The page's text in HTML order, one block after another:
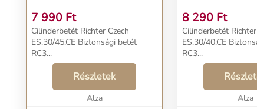
7 990 Ft
Cilinderbetét Richter Czech
ES.30/45.CE Biztonsági betét
RC3...
Részletek
Alza
8 290 Ft
Cilinderbetét Richter
ES.30/40.CE
RC3...
Alza